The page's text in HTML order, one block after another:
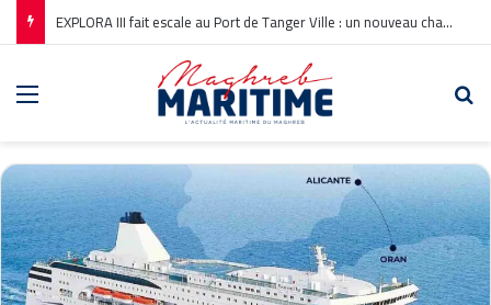
EXPLORA III fait escale au Port de Tanger Ville : un nouveau chapitre pour la croisière en Méditerranée